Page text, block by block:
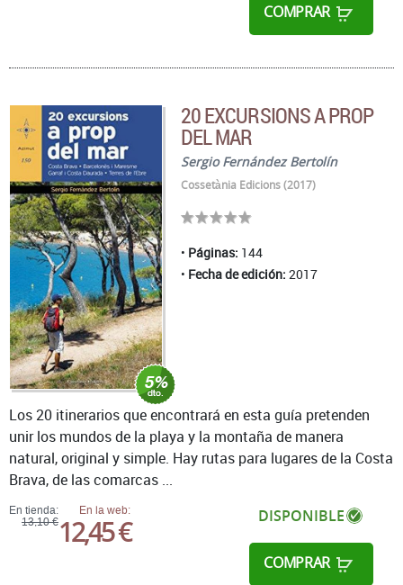
COMPRAR
20 EXCURSIONS A PROP
DEL MAR
Sergio Fernández Bertolín
Cossetània Edicions (2017)
Páginas: 144
Fecha de edición: 2017
En tienda:
13,10 €
En la web:
12,45 € DISPONIBLE
COMPRAR
Los 20 itinerarios que encontrará en esta guía pretenden
unir los mundos de la playa y la montaña de manera
natural, original y simple. Hay rutas para lugares de la Costa
Brava, de las comarcas ...